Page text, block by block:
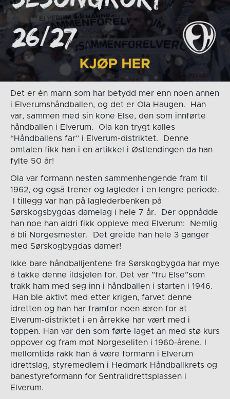
Det er èn mann som har betydd mer enn noen annen
i Elverumshåndballen, og det er Ola Haugen. Han
var, sammen med sin kone Else, den som innførte
håndballen i Elverum. Ola kan trygt kalles
“Håndballens far” i Elverum-distriktet. Denne
omtalen fikk han i en artikkel i Østlendingen da han
fylte 50 år!
Ola var formann nesten sammenhengende fram til
1962, og også trener og lagleder i en lengre periode.
I tillegg var han på laglederbenken på
Sørskogsbygdas damelag i hele 7 år. Der oppnådde
han noe han aldri fikk oppleve med Elverum: Nemlig
å bli Norgesmester. Det greide han hele 3 ganger
med Sørskogbygdas damer!
Ikke bare håndballjentene fra Sørskogbygda har mye
å takke denne ildsjelen for. Det var ”fru Else”som
trakk ham med seg inn i håndballen i starten i 1946.
Han ble aktivt med etter krigen, farvet denne
idretten og han har framfor noen æren for at
Elverum-distriktet i en årrekke har vært med i
toppen. Han var den som førte laget an med stø kurs
oppover og fram mot Norgeseliten i 1960-årene. I
mellomtida rakk han å være formann i Elverum
idrettslag, styremedlem i Hedmark Håndballkrets og
banestyreformann for Sentralidrettsplassen i
Elverum.